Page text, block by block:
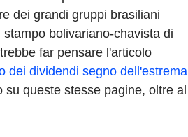
dei grandi gruppi brasiliani
bolivariano-chavista di
far pensare l'articolo
dei dividendi segno dell'estrema
su queste stesse pagine, oltre al